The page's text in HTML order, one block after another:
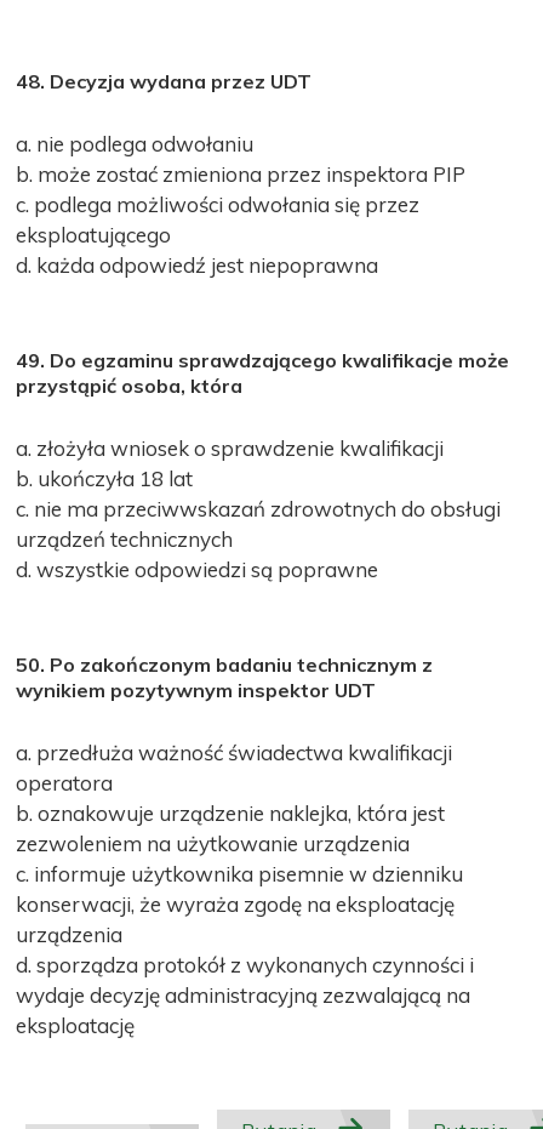
48. Decyzja wydana przez UDT
a. nie podlega odwołaniu
b. może zostać zmieniona przez inspektora PIP
c. podlega możliwości odwołania się przez
eksploatującego
d. każda odpowiedź jest niepoprawna
49. Do egzaminu sprawdzającego kwalifikacje może
przystąpić osoba, która
a. złożyła wniosek o sprawdzenie kwalifikacji
b. ukończyła 18 lat
c. nie ma przeciwwskazań zdrowotnych do obsługi
urządzeń technicznych
d. wszystkie odpowiedzi są poprawne
50. Po zakończonym badaniu technicznym z
wynikiem pozytywnym inspektor UDT
a. przedłuża ważność świadectwa kwalifikacji
operatora
b. oznakowuje urządzenie naklejka, która jest
zezwoleniem na użytkowanie urządzenia
c. informuje użytkownika pisemnie w dzienniku
konserwacji, że wyraża zgodę na eksploatację
urządzenia
d. sporządza protokół z wykonanych czynności i
wydaje decyzję administracyjną zezwalającą na
eksploatację